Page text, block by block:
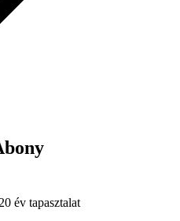
év tapasztalat